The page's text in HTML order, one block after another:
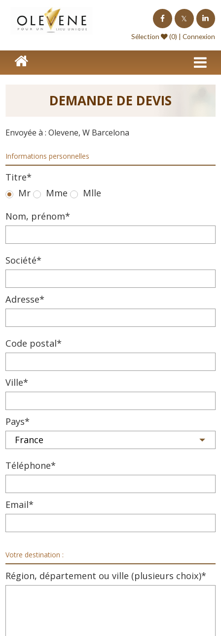
Sélection (0) |Connexion
DEMANDE DE DEVIS
Envoyée à : Olevene, W Barcelona
Informations personnelles
Titre*
Mr
Mme
Mlle
Nom, prénom*
Société*
Adresse*
Code postal*
Ville*
Pays*
Téléphone*
Email*
Votre destination :
Région, département ou ville (plusieurs choix)*
Homepage
Lieux de séminaire
Lieux à l'étranger
Blog événements
Contact
Devis